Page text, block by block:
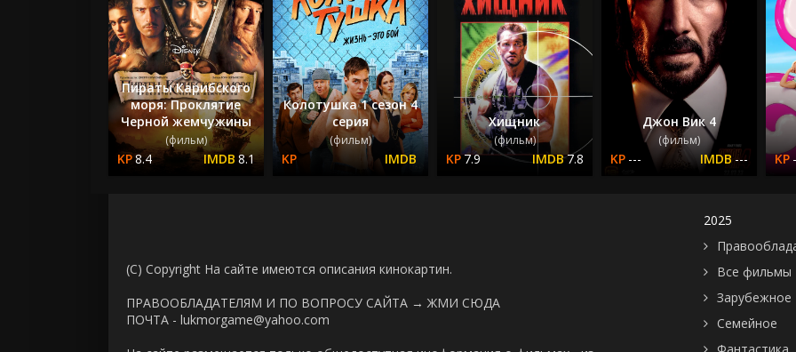
Пираты Карибского
моря: Проклятие
Черной жемчужины
(фильм)
8.4 8.1
Колотушка 1 сезон 4
серия
(фильм)
Хищник
(фильм)
7.9 7.8
Джон Вик 4
(фильм)
--- ---
(C) Copyright На сайте имеются описания кинокартин.
ПРАВООБЛАДАТЕЛЯМ И ПО ВОПРОСУ САЙТА → ЖМИ СЮДА
ПОЧТА - lukmorgame@yahoo.com
2025
Все фильмы
Зарубежное
Семейное